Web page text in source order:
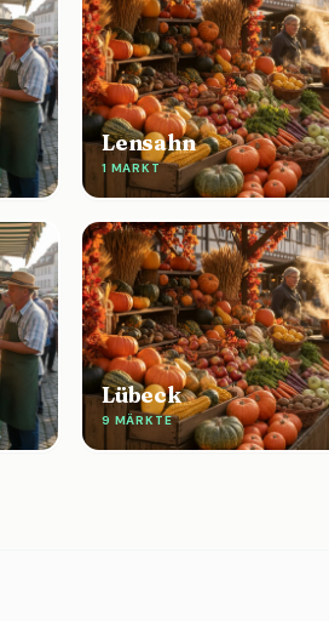
Lensahn
1 MARKT
Lübeck
9 MÄRKTE